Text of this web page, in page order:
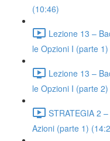
(10:46)
Lezione 13 –
le Opzioni I (parte
Lezione 13 –
le Opzioni I (parte
STRATEGIA 2
Azioni (parte 1)